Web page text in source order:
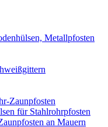
Metallpfosten
Zaunpfosten
für Stahlrohrpfosten
an Mauern